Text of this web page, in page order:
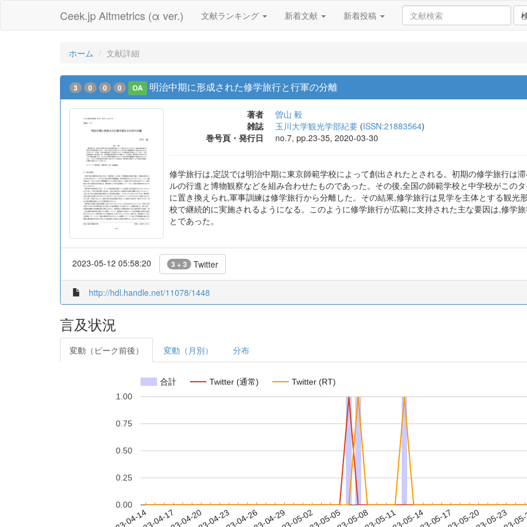
Ceek.jp Altmetrics (α ver.) 文献ランキング 新着文献 新着投稿
ホーム 文献詳細
3 0 0 0 OA 明治中期に形成された修学旅行と行軍の分離
著者
曽山 毅
雑誌
玉川大学観光学部紀要 (ISSN:21883564)
巻号頁・発行日
no.7, pp.23-35, 2020-03-30
修学旅行は,定説では明治中期に東京師範学校によって創出されたとされる。初期の修学旅行は
ルの行進と博物観察などを組み合わせたものであった。その後,全国の師範学校と中学校がこの
に置き換えられ,軍事訓練は修学旅行から分離した。その結果,修学旅行は見学を主体とする観光
校で継続的に実施されるようになる。このように修学旅行が広範に支持された主な要因は,修学
とであった。
2023-05-12 05:58:20 3 + 3 Twitter
http://hdl.handle.net/11078/1448
言及状況
変動（ピーク前後） 変動（月別） 分布
合計 Twitter (通常) Twitter (RT)
0.00
0.25
0.50
0.75
1.00